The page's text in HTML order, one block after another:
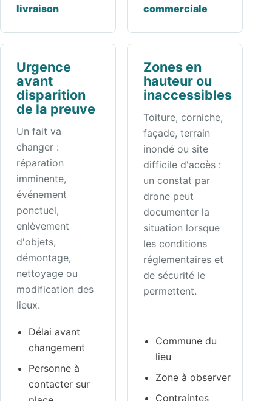
livraison
commerciale
Urgence
avant
disparition
de la preuve
Un fait va
changer :
réparation
imminente,
événement
ponctuel,
enlèvement
d'objets,
démontage,
nettoyage ou
modification des
lieux.
Délai avant
changement
Personne à
contacter sur
Zones en
hauteur ou
inaccessibles
Toiture, corniche,
façade, terrain
inondé ou site
difficile d'accès :
un constat par
drone peut
documenter la
situation lorsque
les conditions
réglementaires et
de sécurité le
permettent.
Commune du
lieu
Zone à observer
Contraintes